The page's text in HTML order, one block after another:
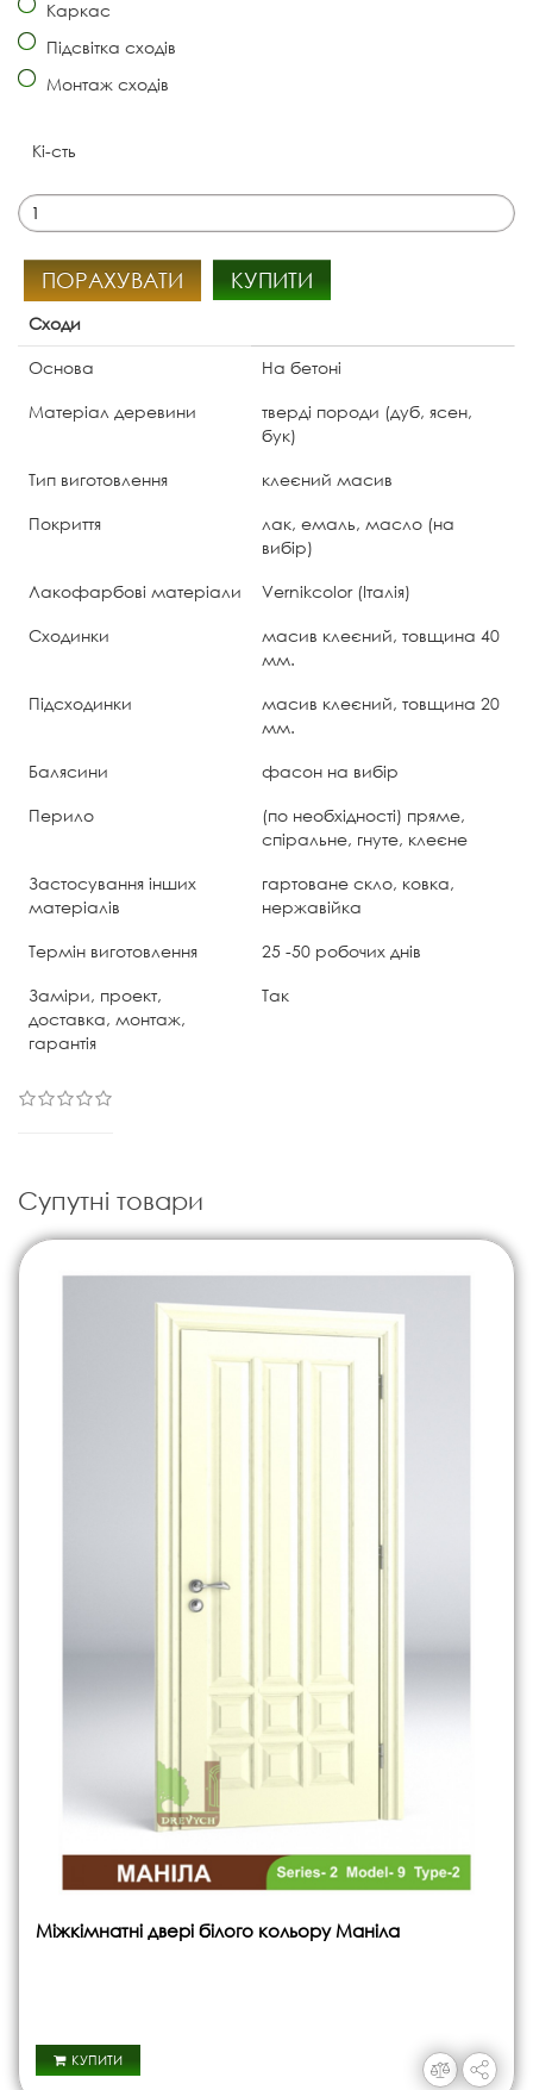
Каркас
Підсвітка сходів
Монтаж сходів
Кі-сть
ПОРАХУВАТИ КУПИТИ
Сходи
Основа
На бетоні
Матеріал деревини
тверді породи (дуб, ясен,
бук)
Тип виготовлення
клеєний масив
Покриття
лак, емаль, масло (на
вибір)
Лакофарбові матеріали
Vernikcolor (Італія)
Сходинки
масив клеєний, товщина 40
мм.
Підсходинки
масив клеєний, товщина 20
мм.
Балясини
фасон на вибір
Перило
(по необхідності) пряме,
спіральне, гнуте, клеєне
Застосування інших
матеріалів
гартоване скло, ковка,
нержавійка
Термін виготовлення
25 -50 робочих днів
Заміри, проект,
доставка, монтаж,
гарантія
Так
Супутні товари
Міжкімнатні двері білого кольору Маніла
КУПИТИ